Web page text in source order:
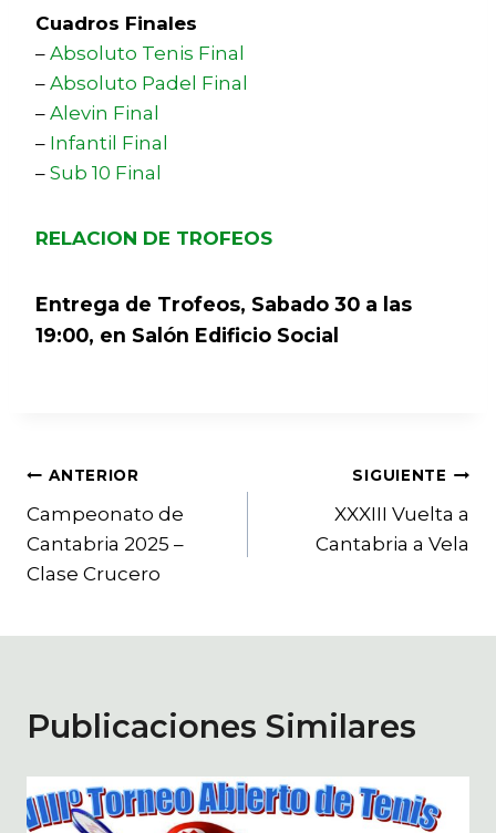
Cuadros Finales
– Absoluto Tenis Final
– Absoluto Padel Final
– Alevin Final
– Infantil Final
– Sub 10 Final
RELACION DE TROFEOS
Entrega de Trofeos, Sabado 30 a las
19:00, en Salón Edificio Social
Navegación
de
entradas
ANTERIOR
Campeonato de
Cantabria 2025 –
Clase Crucero
SIGUIENTE
XXXIII Vuelta a
Cantabria a Vela
Publicaciones Similares